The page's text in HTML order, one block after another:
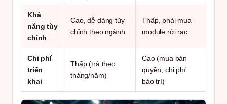
Khả
năng tùy
chỉnh
Cao, dễ dàng tùy
chỉnh theo ngành
Thấp, phải mua
module rời rạc
Chi phí
triển
khai
Thấp (trả theo
tháng/năm)
Cao (mua bản
quyền, chi phí
bảo trì)